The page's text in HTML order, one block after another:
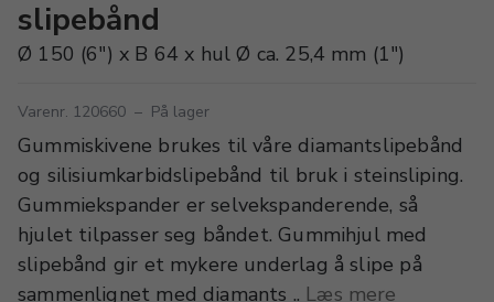
slipebånd
Ø 150 (6") x B 64 x hul Ø ca. 25,4 mm (1")
Varenr. 120660 – På lager
Gummiskivene brukes til våre diamantslipebånd
og silisiumkarbidslipebånd til bruk i steinsliping.
Gummiekspander er selvekspanderende, så
hjulet tilpasser seg båndet. Gummihjul med
slipebånd gir et mykere underlag å slipe på
sammenlignet med diamants .. Læs mere